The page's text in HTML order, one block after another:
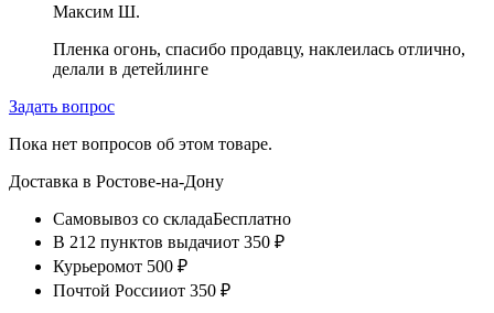
Максим Ш.
Пленка огонь, спасибо продавцу, наклеилась отлично,
делали в детейлинге
Задать вопрос
Пока нет вопросов об этом товаре.
Доставка в Ростове-на-Дону
Самовывоз со складаБесплатно
В 212 пунктов выдачиот 350 ₽
Курьеромот 500 ₽
Почтой Россииот 350 ₽